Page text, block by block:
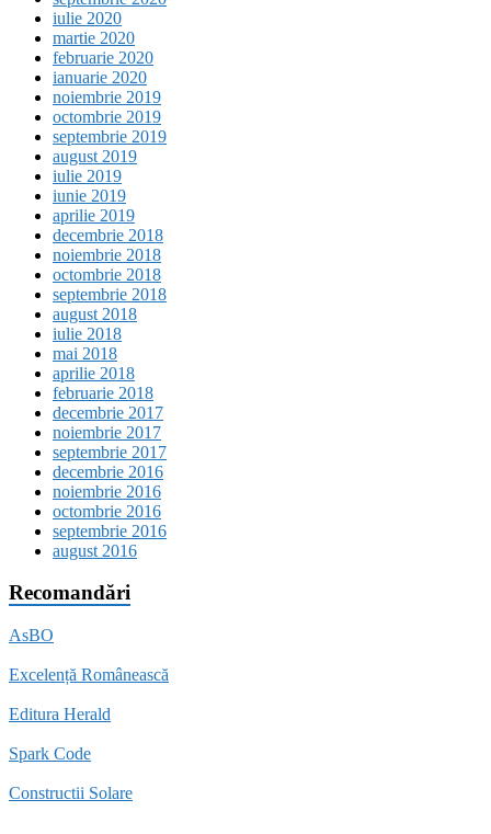
iulie 2020
martie 2020
februarie 2020
ianuarie 2020
noiembrie 2019
octombrie 2019
septembrie 2019
august 2019
iulie 2019
iunie 2019
aprilie 2019
decembrie 2018
noiembrie 2018
octombrie 2018
septembrie 2018
august 2018
iulie 2018
mai 2018
aprilie 2018
februarie 2018
decembrie 2017
noiembrie 2017
septembrie 2017
decembrie 2016
noiembrie 2016
octombrie 2016
septembrie 2016
august 2016
Recomandări
AsBO
Excelență Românească
Editura Herald
Spark Code
Constructii Solare